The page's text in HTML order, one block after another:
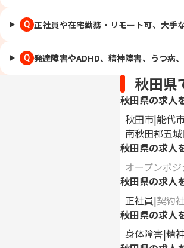
Q 正社員や在宅勤務・リモート可、大手
Q 発達障害やADHD、精神障害、うつ病
秋田県
秋田県の求人
秋田市 能代
南秋田郡五
秋田県の求人
オープンポ
秋田県の求人
正社員 契約
秋田県の求人
身体障害 精